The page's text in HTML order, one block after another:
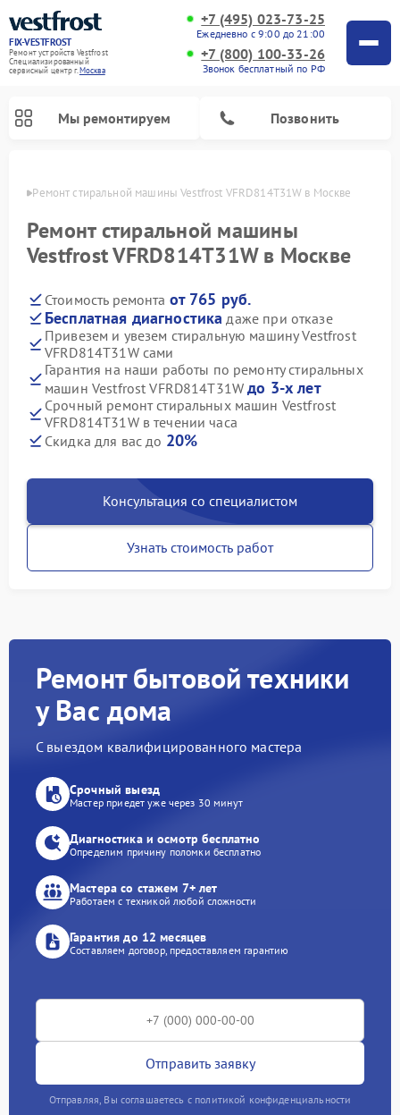
FIX-VESTFROST
Ремонт устройств Vestfrost
Специализированный
cервисный центр г.Москва
+7 (495) 023-73-25
Ежедневно с 9:00 до 21:00
+7 (800) 100-33-26
Звонок бесплатный по РФ
Мы ремонтируем Позвонить
Ремонт стиральной машины Vestfrost VFRD814T31W в Москве
Ремонт стиральной машины
Vestfrost VFRD814T31W в Москве
Стоимость ремонта от 765 руб.
Бесплатная диагностика даже при отказе
Привезем и увезем стиральную машину Vestfrost
VFRD814T31W сами
Гарантия на наши работы по ремонту стиральных
машин Vestfrost VFRD814T31Wдо 3-х лет
Срочный ремонт стиральных машин Vestfrost
VFRD814T31W в течении часа
Скидка для вас до 20%
Консультация со специалистом
Узнать стоимость работ
Ремонт бытовой техники
у Вас дома
С выездом квалифицированного мастера
Срочный выезд
Мастер приедет уже через 30 минут
Диагностика и осмотр бесплатно
Определим причину поломки бесплатно
Мастера со стажем 7+ лет
Работаем с техникой любой сложности
Гарантия до 12 месяцев
Составляем договор, предоставляем гарантию
Отправить заявку
Отправляя, Вы соглашаетесь с политикой конфиденциальности